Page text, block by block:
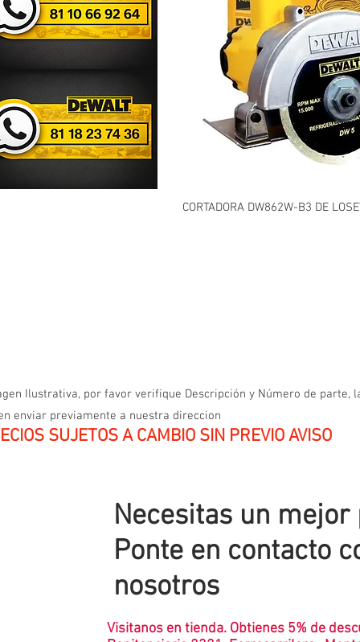
CORTADORA DW862W-B3 DE
Ilustrativa, por favor verifique Descripción y Número de parte,
enviar previamente a nuestra direccion
SUJETOS A CAMBIO SIN PREVIO AVISO
Necesitas un mejor
Ponte en contacto
nosotros
Visitanos en tienda. Obtienes 5% de